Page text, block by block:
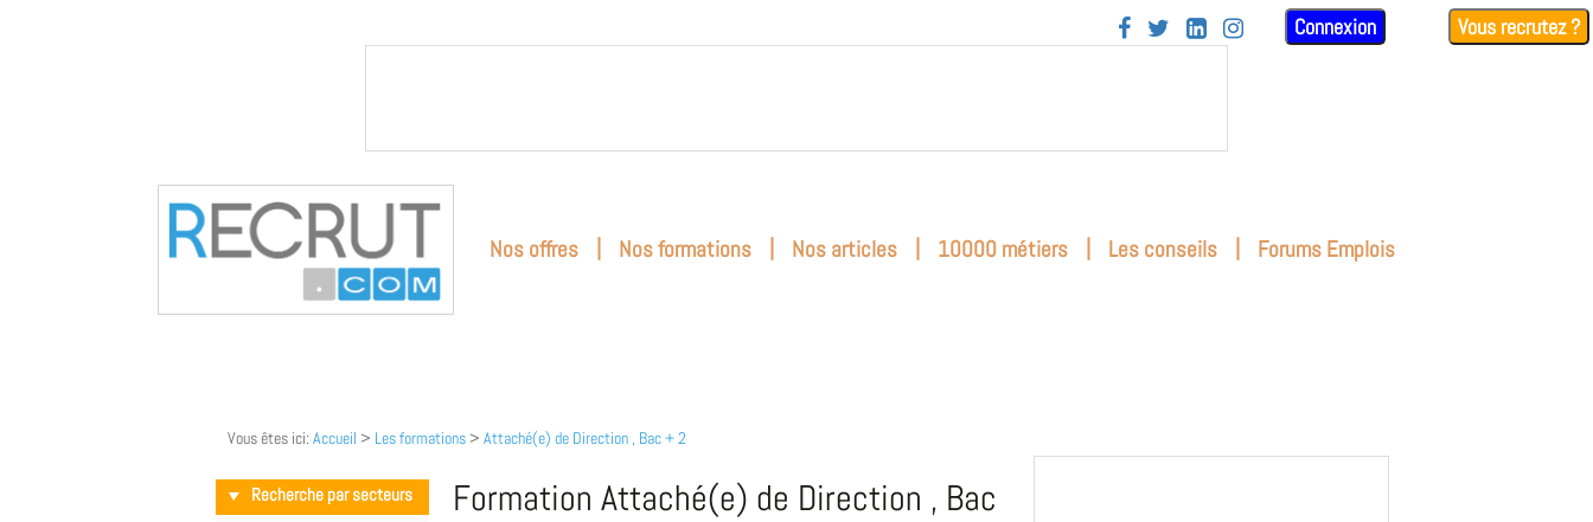
    Connexion Vous recrutez ?
Nos offres | Nos formations | Nos articles | 10000 métiers | Les conseils | Forums Emplois
Vous êtes ici: Accueil > Les formations > Attaché(e) de Direction , Bac + 2
Recherche par secteurs
Formation Attaché(e) de Direction , Bac